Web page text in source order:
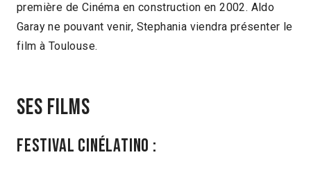
première de Cinéma en construction en 2002. Aldo
Garay ne pouvant venir, Stephania viendra présenter le
film à Toulouse.
Ses films
Festival Cinélatino :